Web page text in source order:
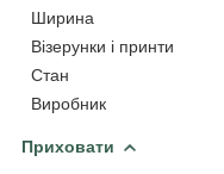
Ширина
Візерунки і принти
Стан
Виробник
Приховати